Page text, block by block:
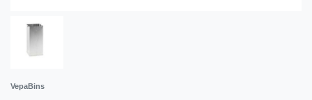
VepaBins